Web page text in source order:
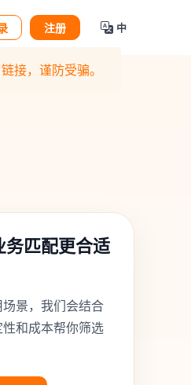
注册 中
匹配更合适
景，我们会结合
和成本帮你筛选
接，谨防受骗。